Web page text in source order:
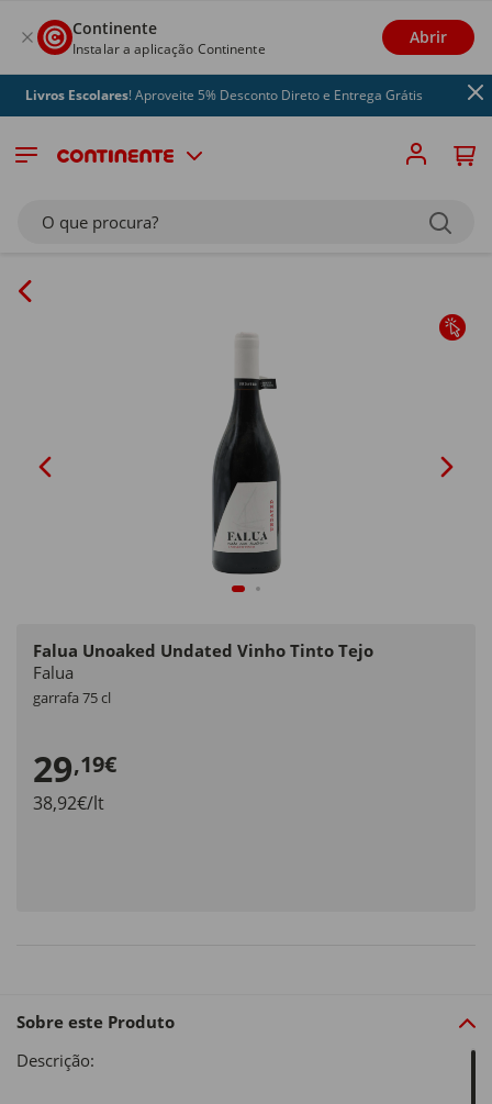
Continente
Instalar a aplicação Continente
Abrir
Livros Escolares! Aproveite 5% Desconto Direto e Entrega Grátis
O que procura?
Falua Unoaked Undated Vinho Tinto Tejo
Falua
garrafa 75 cl
29,19€
38,92€/lt
Sobre este Produto
Descrição: